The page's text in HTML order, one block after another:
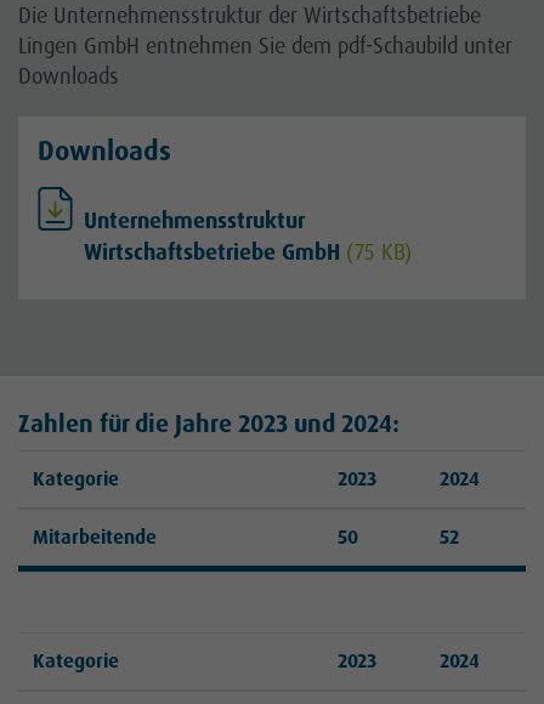
Die Unternehmensstruktur der Wirtschaftsbetriebe
Lingen GmbH entnehmen Sie dem pdf-Schaubild unter
Downloads
Downloads
Unternehmensstruktur
Wirtschaftsbetriebe GmbH (75 KB)
Zahlen für die Jahre 2023 und 2024:
Kategorie 2023 2024
Mitarbeitende 50 52
Kategorie 2023 2024